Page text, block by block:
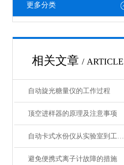
更多分类
相关文章 / ARTICLE
自动旋光糖量仪的工作过程
顶空进样器的原理及注意事项
自动卡式水份仪从实验室到工业生产的广泛应用
避免便携式离子计故障的措施